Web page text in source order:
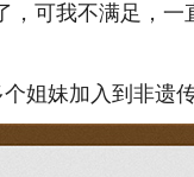
可我不满足，一
妹加入到非遗传